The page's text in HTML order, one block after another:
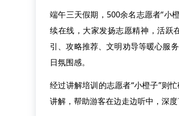
端午三天假期，500余名志愿者“小
续在线，大家发扬志愿精神，活跃
引、攻略推荐、文明劝导等暖心服
日氛围感。
经过讲解培训的志愿者“小橙子”则
讲解，帮助游客在边走边听中，深